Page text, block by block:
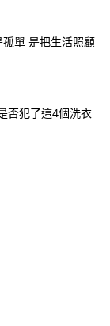
單 是把生活照顧
否犯了這4個洗衣